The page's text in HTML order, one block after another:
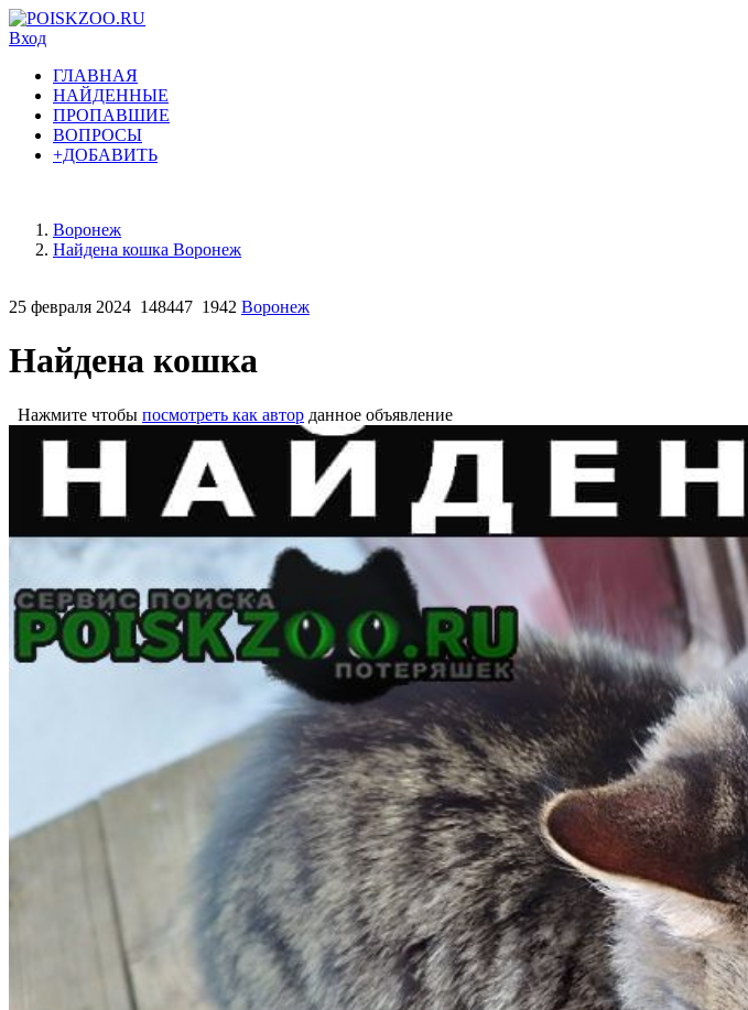
Вход
ГЛАВНАЯ
НАЙДЕННЫЕ
ПРОПАВШИЕ
ВОПРОСЫ
+ДОБАВИТЬ
Воронеж
Найдена кошка Воронеж
25 февраля 2024 148447 1942 Воронеж
Найдена кошка
Нажмите чтобы посмотреть как автор данное объявление